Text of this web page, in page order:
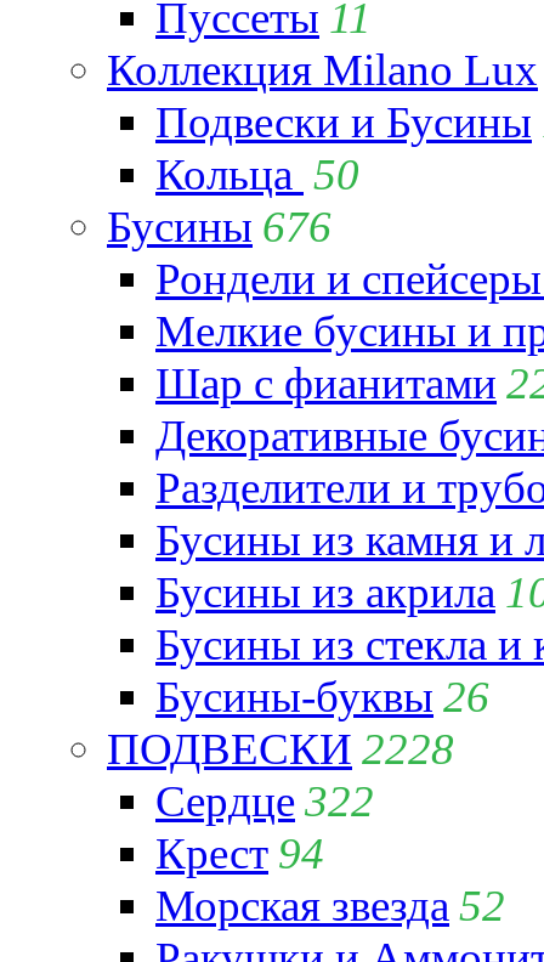
Пуссеты 11
Коллекция Milano Lux
Подвески и Бусины
Кольца 50
Бусины 676
Рондели и
Мелкие бусины и
Шар с фианитами
Декоративные
Разделители и
Бусины из камня и
Бусины из акрила
Бусины из стекла и
Бусины-буквы 26
ПОДВЕСКИ 2228
Сердце322
Крест 94
Морская звезда 52